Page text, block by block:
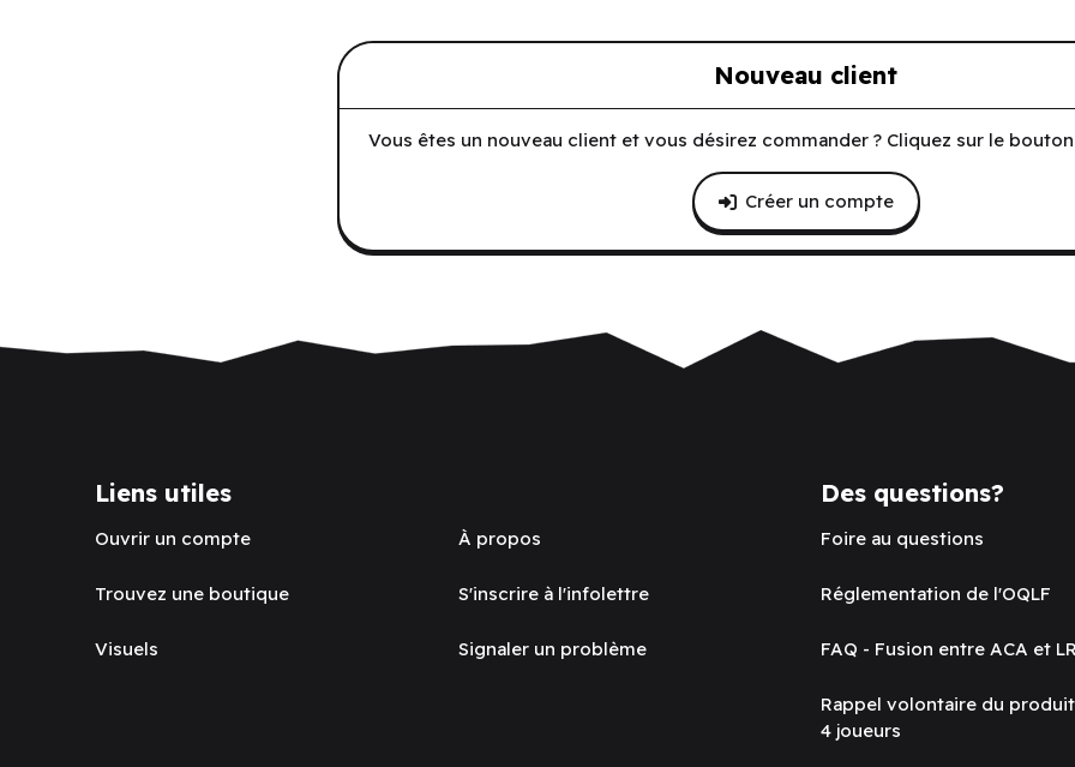
Nouveau client
Vous êtes un nouveau client et vous désirez commander ? Cliquez sur le
Créer un compte
Liens utiles
Ouvrir un compte
Trouvez une boutique
Visuels
À propos
S'inscrire à l'infolettre
Signaler un problème
Des questions?
Foire au questions
Réglementation de l'OQLF
FAQ - Fusion entre ACA et
Rappel volontaire du
4 joueurs